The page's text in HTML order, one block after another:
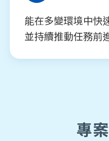
能在多變環境中快
並持續推動任務前
專